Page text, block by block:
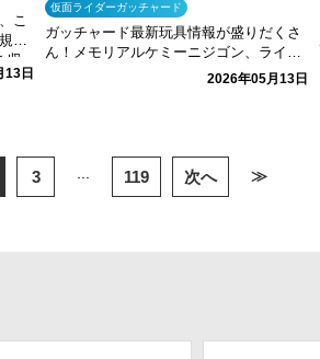
こ
デ
収
ト
13日
仮面ライダーガッチャード
ガッチャード最新玩具情報が盛りだくさ
ん！メモリアルケミーニジゴン、ライド
ケミートレカレジェンドライダーカード
2026年05月13日
3 ... 119 次へ ≫